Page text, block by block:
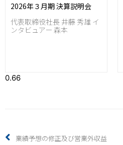
2026年３月期 決算説明会
代表取締役社長 井藤 秀雄 イ
ンタビュアー 森本
業績予想の修正及び営業外収益